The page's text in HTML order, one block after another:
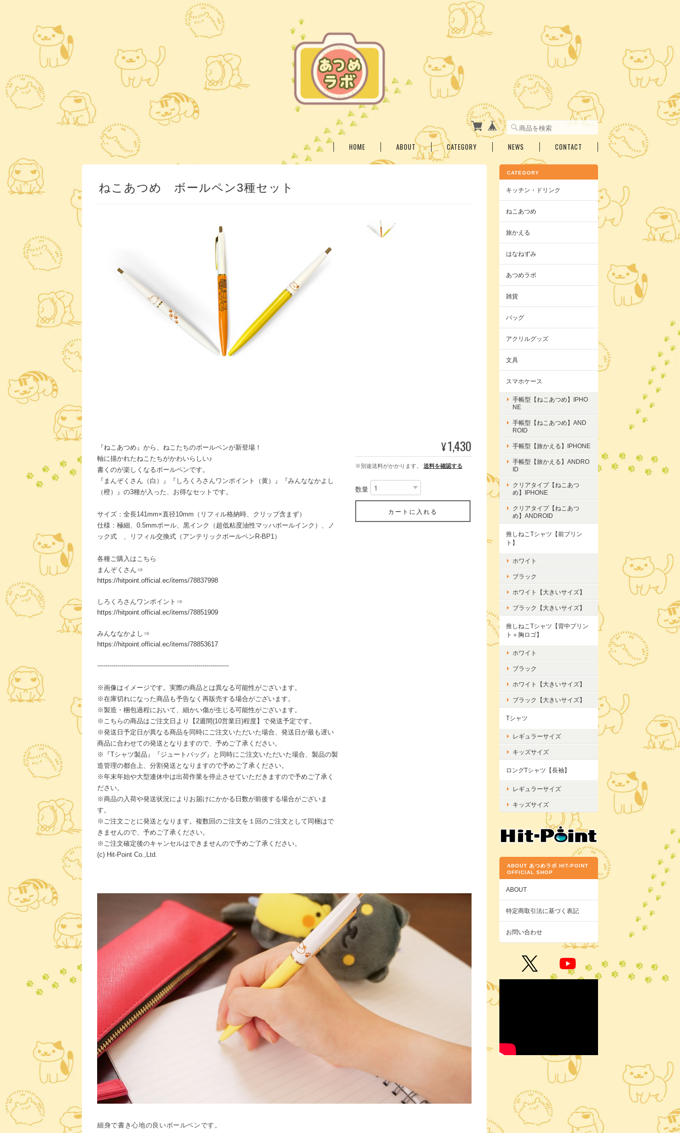
HOME ABOUT CATEGORY NEWS CONTACT
ねこあつめ ボールペン3種セット
『ねこあつめ』から、ねこたちのボールペンが新登場！
軸に描かれたねこたちがかわいらしい♪
書くのが楽しくなるボールペンです。
『まんぞくさん（白）』『しろくろさんワンポイント（黄）』『みんななかよし
（橙）』の3種が入った、お得なセットです。
サイズ：全長141mm×直径10mm（リフィル格納時、クリップ含まず）
仕様：極細、0.5mmボール、黒インク（超低粘度油性マッハボールインク）、ノ
ック式 、リフィル交換式（アンテリックボールペンR-BP1）
各種ご購入はこちら
まんぞくさん⇒
https://hitpoint.official.ec/items/78837998
しろくろさんワンポイント⇒
https://hitpoint.official.ec/items/78851909
みんななかよし⇒
https://hitpoint.official.ec/items/78853617
-----------------------------------------------------------------
※画像はイメージです。実際の商品とは異なる可能性がございます。
※在庫切れになった商品も予告なく再販売する場合がございます。
※製造・梱包過程において、細かい傷が生じる可能性がございます。
※こちらの商品はご注文日より【2週間(10営業日)程度】で発送予定です。
※発送日予定日が異なる商品を同時にご注文いただいた場合、発送日が最も遅い
商品に合わせての発送となりますので、予めご了承ください。
※『Tシャツ製品』『ジュートバッグ』と同時にご注文いただいた場合、製品の製
造管理の都合上、分割発送となりますので予めご了承ください。
※年末年始や大型連休中は出荷作業を停止させていただきますので予めご了承く
ださい。
※商品の入荷や発送状況によりお届けにかかる日数が前後する場合がございま
す。
※ご注文ごとに発送となります。複数回のご注文を１回のご注文として同梱はで
きませんので、予めご了承ください。
※ご注文確定後のキャンセルはできませんので予めご了承ください。
(c) Hit-Point Co.,Ltd.
¥1,430
※別途送料がかかります。 送料を確認する
数量
カートに入れる
細身で書き心地の良いボールペンです。
CATEGORY
キッチン・ドリンク
ねこあつめ
旅かえる
はなねずみ
あつめラボ
雑貨
バッグ
アクリルグッズ
文具
スマホケース
手帳型【ねこあつめ】IPHO
NE
手帳型【ねこあつめ】AND
ROID
手帳型【旅かえる】IPHONE
手帳型【旅かえる】ANDRO
ID
クリアタイプ【ねこあつ
め】IPHONE
クリアタイプ【ねこあつ
め】ANDROID
推しねこTシャツ【前プリン
ト】
ホワイト
ブラック
ホワイト【大きいサイズ】
ブラック【大きいサイズ】
推しねこTシャツ【背中プリン
ト＋胸ロゴ】
ホワイト
ブラック
ホワイト【大きいサイズ】
ブラック【大きいサイズ】
Tシャツ
レギュラーサイズ
キッズサイズ
ロングTシャツ【長袖】
レギュラーサイズ
キッズサイズ
ABOUT あつめラボ HIT-POINT
OFFICIAL SHOP
ABOUT
特定商取引法に基づく表記
お問い合わせ